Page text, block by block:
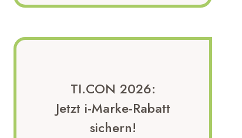
TI.CON 2026:
Jetzt i-Marke-Rabatt
sichern!